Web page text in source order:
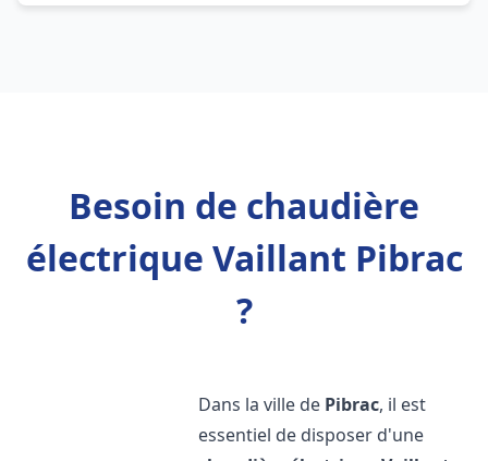
Besoin de chaudière
électrique Vaillant Pibrac
?
Dans la ville de Pibrac, il est
essentiel de disposer d'une